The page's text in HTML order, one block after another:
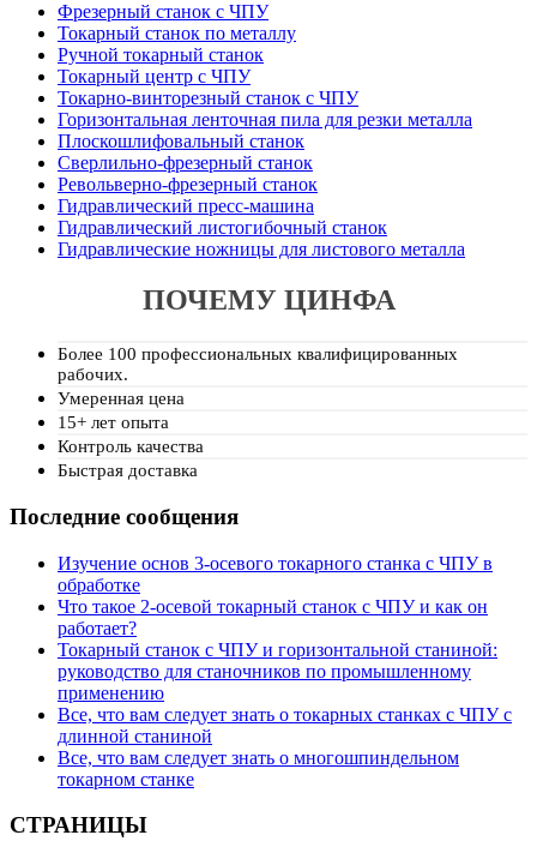
Фрезерный станок с ЧПУ
Токарный станок по металлу
Ручной токарный станок
Токарный центр с ЧПУ
Токарно-винторезный станок с ЧПУ
Горизонтальная ленточная пила для резки металла
Плоскошлифовальный станок
Сверлильно-фрезерный станок
Револьверно-фрезерный станок
Гидравлический пресс-машина
Гидравлический листогибочный станок
Гидравлические ножницы для листового металла
ПОЧЕМУ ЦИНФА
Более 100 профессиональных квалифицированных
рабочих.
Умеренная цена
15+ лет опыта
Контроль качества
Быстрая доставка
Последние сообщения
Изучение основ 3-осевого токарного станка с ЧПУ в
обработке
Что такое 2-осевой токарный станок с ЧПУ и как он
работает?
Токарный станок с ЧПУ и горизонтальной станиной:
руководство для станочников по промышленному
применению
Все, что вам следует знать о токарных станках с ЧПУ с
длинной станиной
Все, что вам следует знать о многошпиндельном
токарном станке
СТРАНИЦЫ